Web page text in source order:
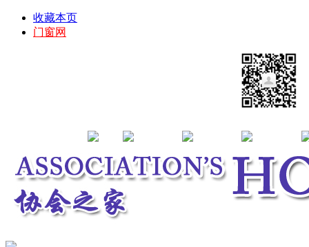
收藏本页
门窗网